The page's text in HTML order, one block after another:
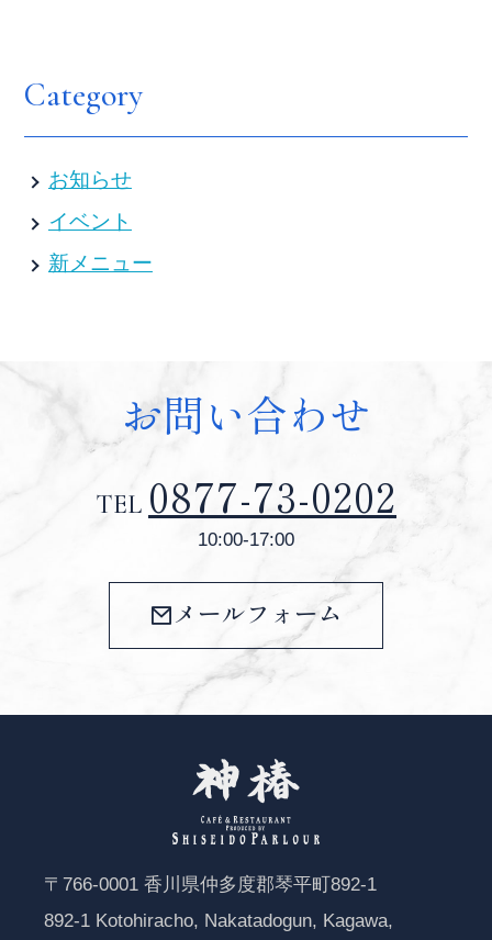
Category
お知らせ
イベント
新メニュー
お問い合わせ
TEL 0877-73-0202
10:00-17:00
メールフォーム
〒766-0001 香川県仲多度郡琴平町892-1
892-1 Kotohiracho, Nakatadogun, Kagawa,